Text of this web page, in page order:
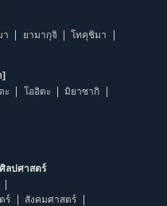
า ยามากุจิ
โทคุชิมา
ะ โออิตะ
มิยาซากิ
ลปศาสตร์
ร์
สังคมศาสตร์